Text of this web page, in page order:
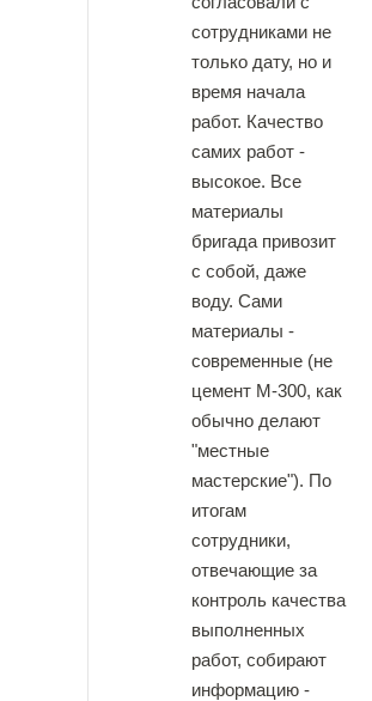
сотрудниками не
только дату, но и
время начала
работ. Качество
самих работ -
высокое. Все
материалы
бригада привозит
с собой, даже
воду. Сами
материалы -
современные (не
цемент М-300, как
обычно делают
"местные
мастерские"). По
итогам
сотрудники,
отвечающие за
контроль качества
выполненных
работ, собирают
информацию -